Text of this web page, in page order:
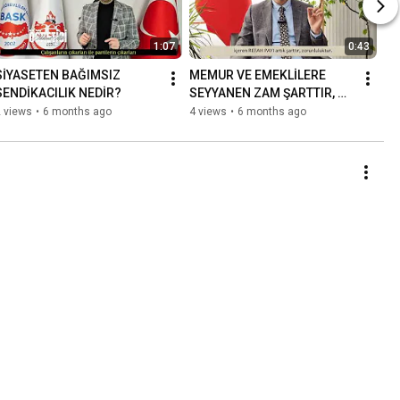
1:07
BAĞIMSIZ
NEDİR?
views • 6 months ago
0:43
MEMUR VE EMEKLİLERE
SEYYANEN ZAM ŞARTTIR,
ZORUNLULUKTUR!
4 views • 6 months ago